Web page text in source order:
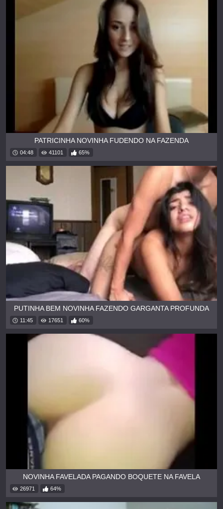
PATRICINHA NOVINHA FUDENDO NA FAZENDA
04:48 41101 65%
PUTINHA BEM NOVINHA FAZENDO GARGANTA PROFUNDA
11:45 17651 60%
NOVINHA FAVELADA PAGANDO BOQUETE NA FAVELA
26971 64%